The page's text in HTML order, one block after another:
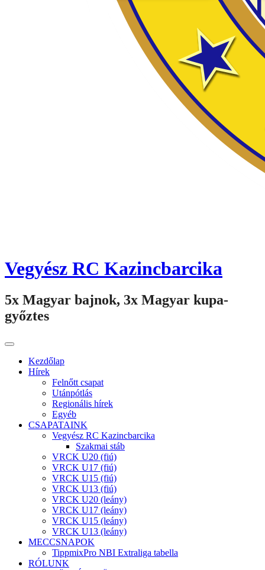
Vegyész RC Kazincbarcika
5x Magyar bajnok, 3x Magyar kupa-
győztes
Kezdőlap
Hírek
Felnőtt csapat
Utánpótlás
Regionális hírek
Egyéb
CSAPATAINK
Vegyész RC Kazincbarcika
Szakmai stáb
VRCK U20 (fiú)
VRCK U17 (fiú)
VRCK U15 (fiú)
VRCK U13 (fiú)
VRCK U20 (leány)
VRCK U17 (leány)
VRCK U15 (leány)
VRCK U13 (leány)
MECCSNAPOK
TippmixPro NBI Extraliga tabella
RÓLUNK